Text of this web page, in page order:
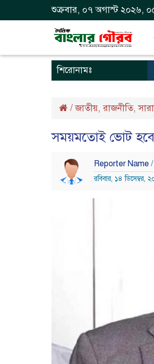
শুক্রবার, ০৭ অগাস্ট ২০২৬,
শিরোনামঃ
/জাতীয়,রাজনীতি,
সময়মতোই ভোট হবে
Reporter Name
রবিবার, ১৪ ডিসেম্বর,